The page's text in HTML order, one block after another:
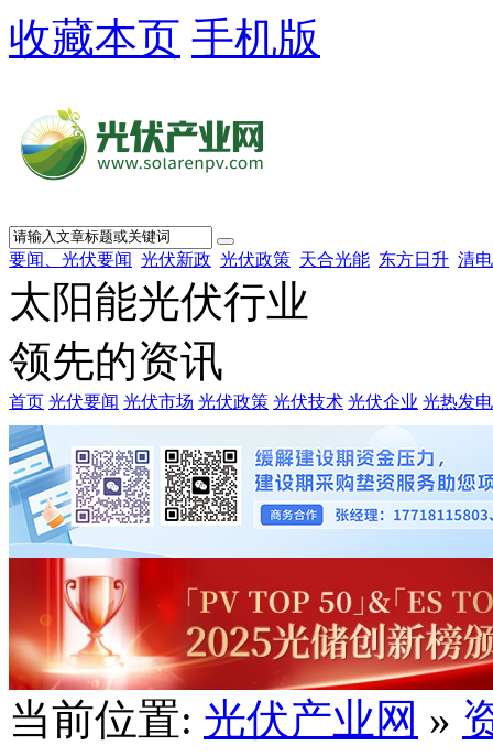
收藏本页 手机版
要闻、光伏要闻 光伏新政 光伏政策 天合光能 东方日升 清
太阳能光伏行业
领先的资讯
首页 光伏要闻 光伏市场 光伏政策 光伏技术 光伏企业 光热发电
当前位置: 光伏产业网 »